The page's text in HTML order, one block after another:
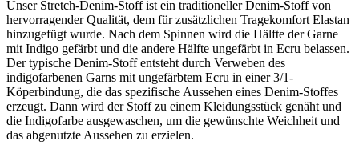
Unser Stretch-Denim-Stoff ist ein traditioneller Denim-Stoff von
hervorragender Qualität, dem für zusätzlichen Tragekomfort Elastan
hinzugefügt wurde. Nach dem Spinnen wird die Hälfte der Garne
mit Indigo gefärbt und die andere Hälfte ungefärbt in Ecru belassen.
Der typische Denim-Stoff entsteht durch Verweben des
indigofarbenen Garns mit ungefärbtem Ecru in einer 3/1-
Köperbindung, die das spezifische Aussehen eines Denim-Stoffes
erzeugt. Dann wird der Stoff zu einem Kleidungsstück genäht und
die Indigofarbe ausgewaschen, um die gewünschte Weichheit und
das abgenutzte Aussehen zu erzielen.